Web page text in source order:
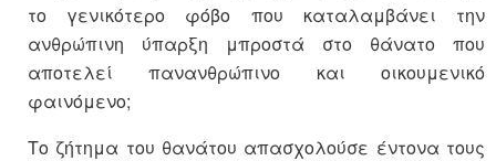
το γενικότερο φόβο που καταλαμβάνει την
ανθρώπινη ύπαρξη μπροστά στο θάνατο που
αποτελεί πανανθρώπινο και οικουμενικό
φαινόμενο;
Το ζήτημα του θανάτου απασχολούσε έντονα τους